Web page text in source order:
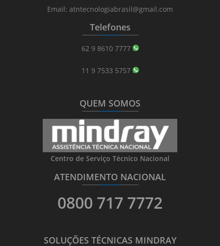
Email: atntecnologiabrasil@gmail.com
Telefones
_______________________
62 9 8610 7777
11 9 7533 5757
QUEM SOMOS
_______________________
Centro de Serviço Técnico Nacional
ATENDIMENTO NACIONAL
_______________________
0800 717 7772
SOLUÇÕES TÉCNICAS MINDRAY